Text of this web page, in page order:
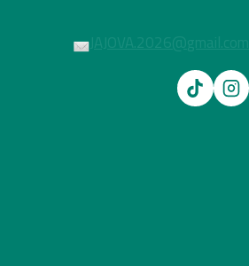
JAJOVA.2026@gmail.com